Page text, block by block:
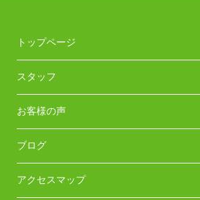
トップページ
スタッフ
お客様の声
ブログ
アクセスマップ